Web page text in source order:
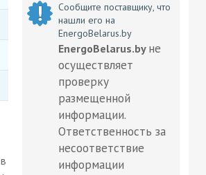
Сообщите поставщику, что
нашли его на
EnergoBelarus.by
EnergoBelarus.by не
осуществляет
проверку
размещенной
информации.
Ответственность за
несоответствие
информации